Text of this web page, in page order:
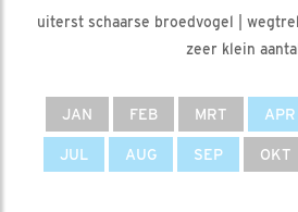
uiterst schaarse broedvogel |
zeer klein
JAN FEB MRT APR
JUL AUG SEP OKT